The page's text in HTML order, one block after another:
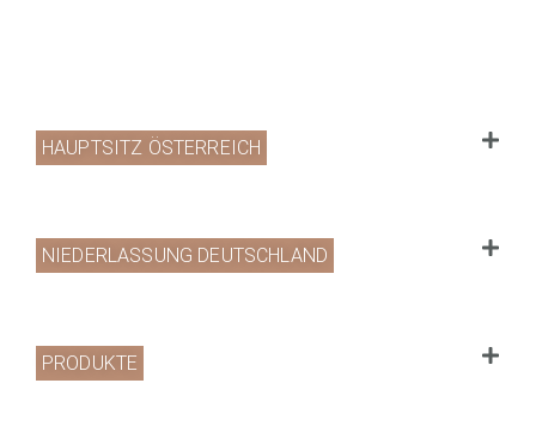
HAUPTSITZ ÖSTERREICH
NIEDERLASSUNG DEUTSCHLAND
PRODUKTE